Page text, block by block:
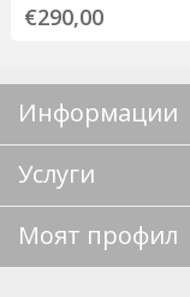
€290,00
Информации
Услуги
Моят профил